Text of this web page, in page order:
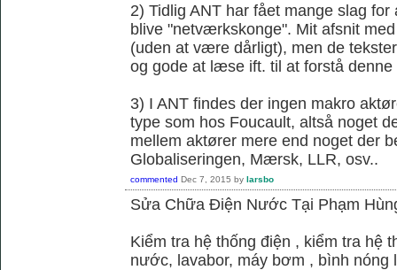
2) Tidlig ANT har fået mange slag
blive "netværkskonge". Mit afsnit
(uden at være dårligt), men de
og gode at læse ift. til at forstå denne
3) I ANT findes der ingen makro
type som hos Foucault, altså noget
mellem aktører mere end noget der
Globaliseringen, Mærsk, LLR, osv..
commented Dec 7, 2015 by larsbo
Sửa Chữa Điện Nước Tại Phạm
Kiểm tra hệ thống điện , kiểm tra hệ
nước, lavabor, máy bơm , bình nóng